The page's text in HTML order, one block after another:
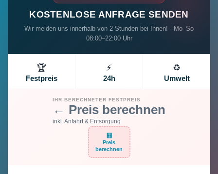
KOSTENLOSE ANFRAGE SENDEN
Wir melden uns innerhalb von 2 Stunden bei Ihnen! · Mo–So
08:00–22:00 Uhr
🏆
Festpreis
⚡
24h
♻️
Umwelt
IHR BERECHNETER FESTPREIS
← Preis berechnen
inkl. Anfahrt & Entsorgung
🧮
Preis
berechnen